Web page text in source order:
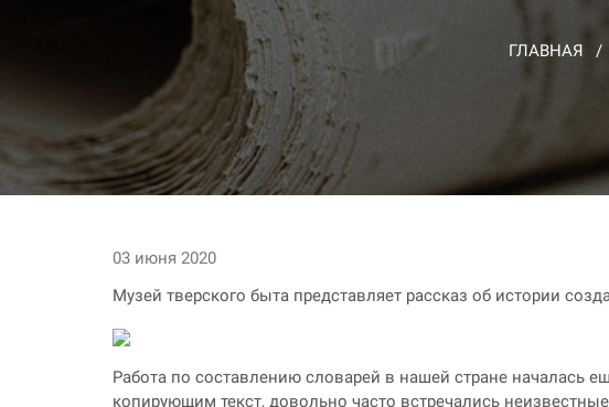
ГЛАВНАЯ
03 июня 2020
Музей тверского быта представляет рассказ об истории
Работа по составлению словарей в нашей стране началась
копирующим текст, довольно часто встречались